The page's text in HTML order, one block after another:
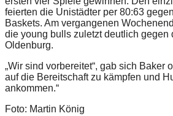
feierten die Unistädter per 80:63
Baskets. Am vergangenen
die young bulls zuletzt deutlich gegen
Oldenburg.
„Wir sind vorbereitet“, gab sich Baker
auf die Bereitschaft zu kämpfen und
ankommen.“
Foto: Martin König